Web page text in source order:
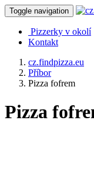
Toggle navigation
Pizzerky v okolí
Kontakt
cz.findpizza.eu
Příbor
Pizza fofrem
Pizza